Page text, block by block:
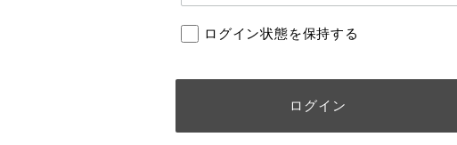
ログイン状態を保持する